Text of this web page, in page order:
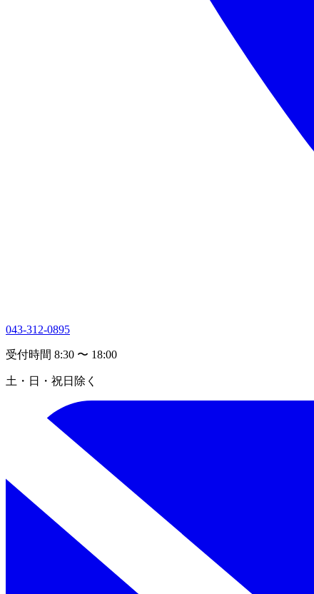
043-312-0895
受付時間 8:30 〜 18:00
土・日・祝日除く